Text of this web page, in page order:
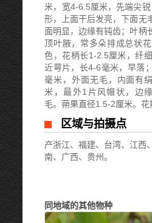
米，宽4-6.5厘米，先端尖
形，上面干后发亮，下面无
面明显，边缘有钝齿；叶柄
顶叶腋，常多朵排成总状
色，花柄长1-2.5厘米，纤
近萼片，长4-6毫米，早落
毫米，外面无毛，内面有
米，最外1片风帽状，边
毛。蒴果直径1.5-2厘米。花
区域与拍摄点
产浙江、福建、台湾、江西
南、广西、贵州。
同地域的其他物种